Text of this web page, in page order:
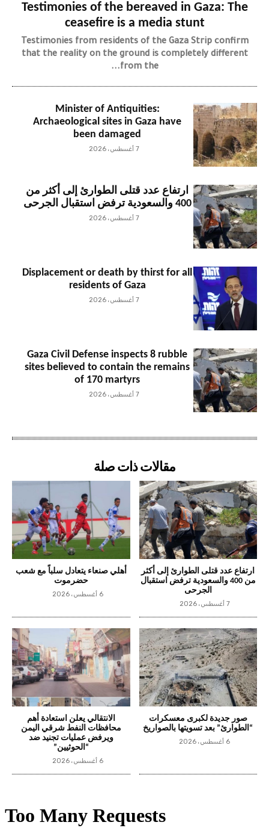
Testimonies of the bereaved in Gaza: The
ceasefire is a media stunt
Testimonies from residents of the Gaza Strip confirm
that the reality on the ground is completely different
from the...
Minister of Antiquities:
Archaeological sites in Gaza have
been damaged
7 أغسطس، 2026
ارتفاع عدد قتلى الطوارئ إلى أكثر من
400 والسعودية ترفض استقبال الجرحى
7 أغسطس، 2026
Displacement or death by thirst for all
residents of Gaza
7 أغسطس، 2026
Gaza Civil Defense inspects 8 rubble
sites believed to contain the remains
of 170 martyrs
7 أغسطس، 2026
مقالات ذات صلة
ارتفاع عدد قتلى الطوارئ إلى أكثر
من 400 والسعودية ترفض استقبال
الجرحى
7 أغسطس، 2026
أهلي صنعاء يتعادل سلباً مع شعب
حضرموت
6 أغسطس، 2026
صور جديدة لكبرى معسكرات
“الطوارئ” بعد تسويتها بالصواريخ
6 أغسطس، 2026
الانتقالي يعلن استعادة أهم
محافظات النفط شرقي اليمن
ويرفض عمليات تجنيد ضد
“الحوثيين”
6 أغسطس، 2026